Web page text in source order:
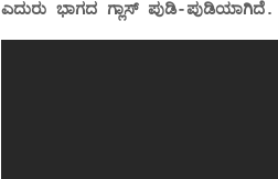
ಎದುರು ಭಾಗದ ಗ್ಲಾಸ್ ಪುಡಿ-ಪುಡಿಯಾಗಿದೆ‌.